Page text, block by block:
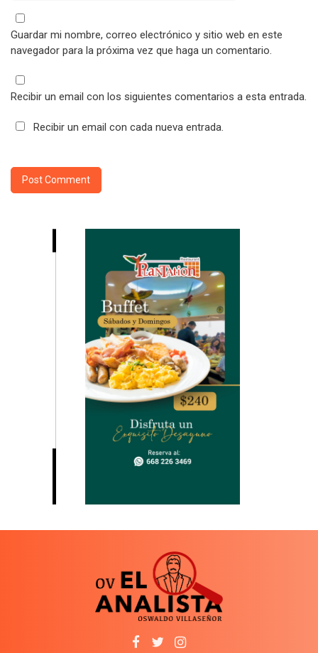
Guardar mi nombre, correo electrónico y sitio web en este
navegador para la próxima vez que haga un comentario.
Recibir un email con los siguientes comentarios a esta entrada.
Recibir un email con cada nueva entrada.